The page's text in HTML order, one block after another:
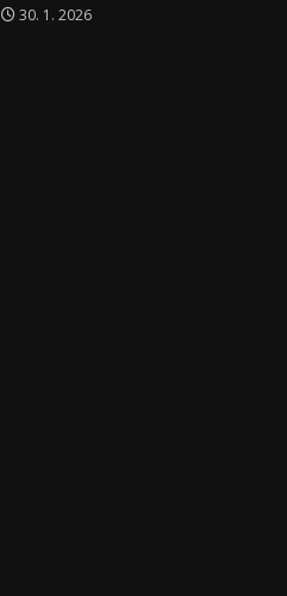
30. 1. 2026